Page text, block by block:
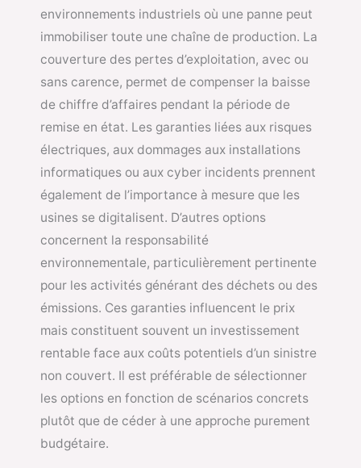
environnements industriels où une panne peut
immobiliser toute une chaîne de production. La
couverture des pertes d’exploitation, avec ou
sans carence, permet de compenser la baisse
de chiffre d’affaires pendant la période de
remise en état. Les garanties liées aux risques
électriques, aux dommages aux installations
informatiques ou aux cyber incidents prennent
également de l’importance à mesure que les
usines se digitalisent. D’autres options
concernent la responsabilité
environnementale, particulièrement pertinente
pour les activités générant des déchets ou des
émissions. Ces garanties influencent le prix
mais constituent souvent un investissement
rentable face aux coûts potentiels d’un sinistre
non couvert. Il est préférable de sélectionner
les options en fonction de scénarios concrets
plutôt que de céder à une approche purement
budgétaire.